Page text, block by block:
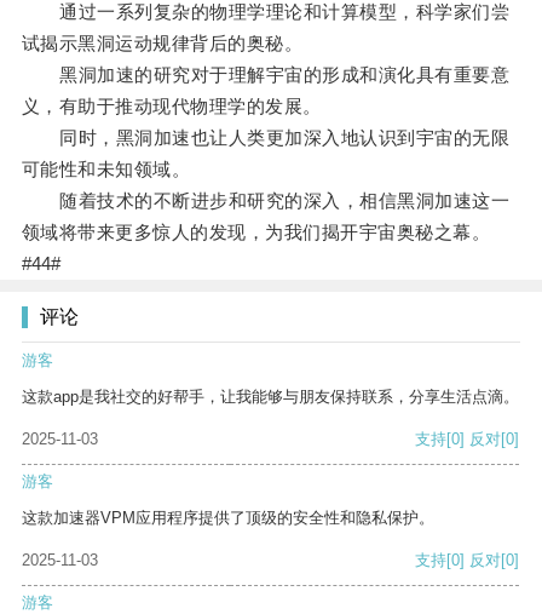
通过一系列复杂的物理学理论和计算模型，科学家们尝
试揭示黑洞运动规律背后的奥秘。
黑洞加速的研究对于理解宇宙的形成和演化具有重要意
义，有助于推动现代物理学的发展。
同时，黑洞加速也让人类更加深入地认识到宇宙的无限
可能性和未知领域。
随着技术的不断进步和研究的深入，相信黑洞加速这一
领域将带来更多惊人的发现，为我们揭开宇宙奥秘之幕。
#44#
评论
游客
这款app是我社交的好帮手，让我能够与朋友保持联系，分享生活点滴。
2025-11-03 支持[0] 反对[0]
游客
这款加速器VPM应用程序提供了顶级的安全性和隐私保护。
2025-11-03 支持[0] 反对[0]
游客